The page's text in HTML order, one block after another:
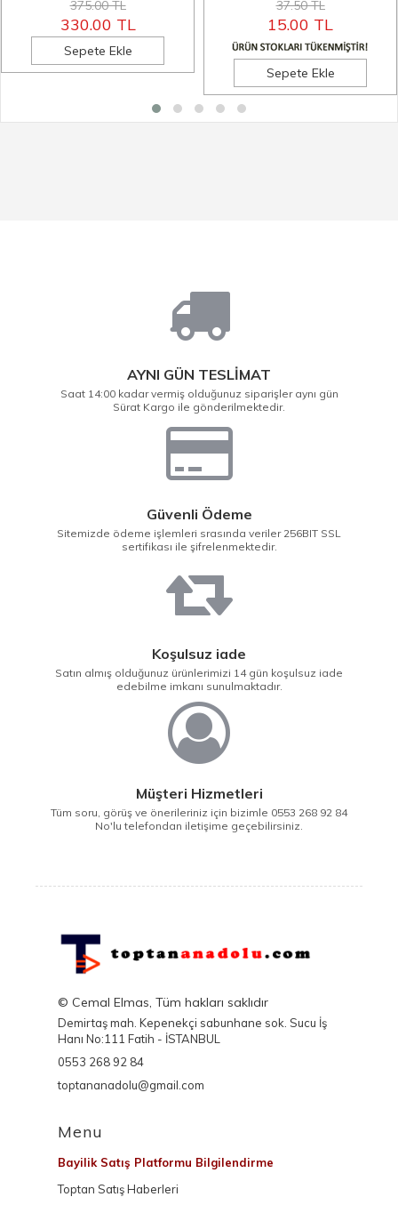
375.00 TL
330.00 TL
Sepete Ekle
37.50 TL
15.00 TL
Sepete Ekle
AYNI GÜN TESLİMAT
Saat 14:00 kadar vermiş olduğunuz siparişler aynı gün
Sürat Kargo ile gönderilmektedir.
Güvenli Ödeme
Sitemizde ödeme işlemleri srasında veriler 256BIT SSL
sertifikası ile şifrelenmektedir.
Koşulsuz iade
Satın almış olduğunuz ürünlerimizi 14 gün koşulsuz iade
edebilme imkanı sunulmaktadır.
Müşteri Hizmetleri
Tüm soru, görüş ve önerileriniz için bizimle 0553 268 92 84
No'lu telefondan iletişime geçebilirsiniz.
© Cemal Elmas, Tüm hakları saklıdır
Demirtaş mah. Kepenekçi sabunhane sok. Sucu İş
Hanı No:111 Fatih - İSTANBUL
0553 268 92 84
toptananadolu@gmail.com
Menu
Bayilik Satış Platformu Bilgilendirme
Toptan Satış Haberleri